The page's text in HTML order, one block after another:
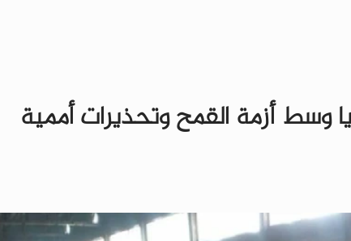
وسط أزمة القمح وتحذيرات أممية